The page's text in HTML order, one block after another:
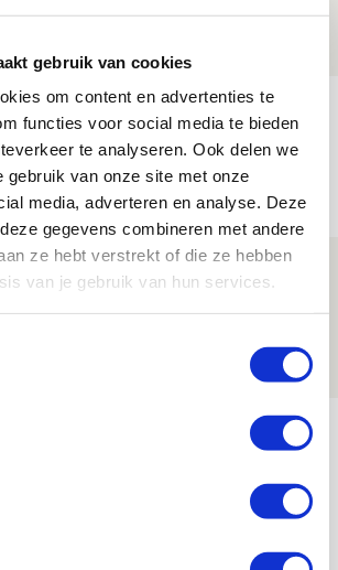
gebruik van cookies
om content en advertenties te
functies voor social media te bieden
te analyseren. Ook delen we
gebruik van onze site met onze
media, adverteren en analyse. Deze
gegevens combineren met andere
ze hebt verstrekt of die ze hebben
van je gebruik van hun services.
mee naar uitduel
die je moet weten over